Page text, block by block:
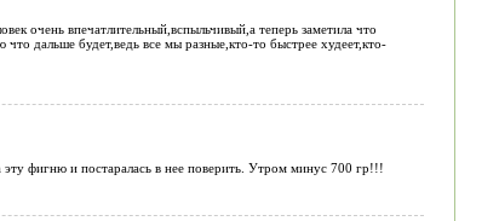
очень впечатлительный,вспыльчивый,а теперь заметила что
дальше будет,ведь все мы разные,кто-то быстрее худеет,кто-
эту фигню и постаралась в нее поверить. Утром минус 700 гр!!!